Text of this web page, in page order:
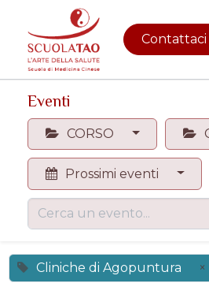
Contattaci
Eventi
CORSO
Prossimi eventi
Cliniche di Agopuntura ×